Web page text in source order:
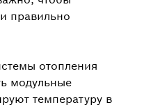
правильно
отопления
модульные
температуру в